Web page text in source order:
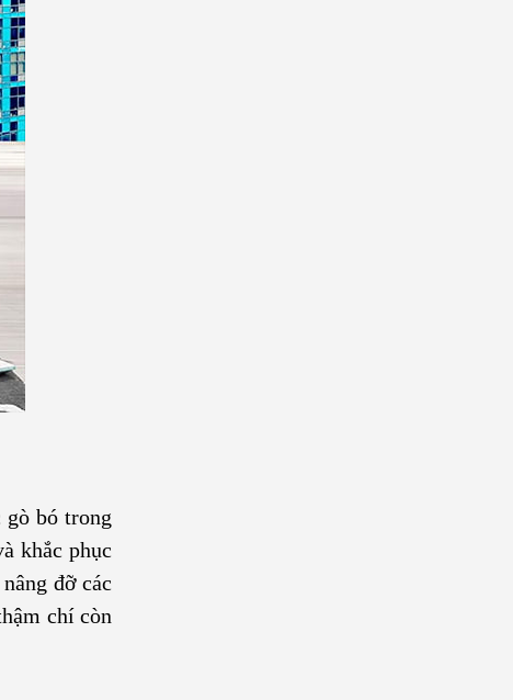
gò bó trong
khắc phục
đỡ các
chí còn